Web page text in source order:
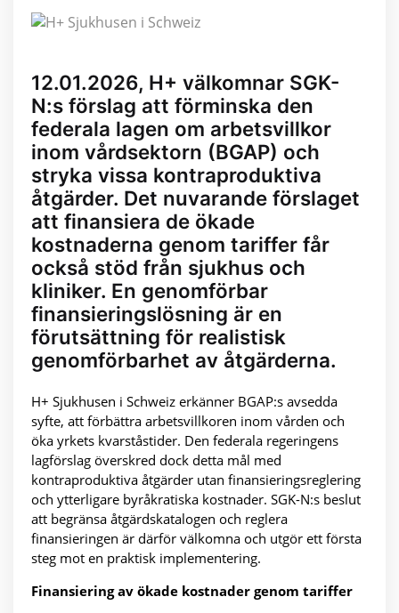
12.01.2026, H+ välkomnar SGK-
N:s förslag att förminska den
federala lagen om arbetsvillkor
inom vårdsektorn (BGAP) och
stryka vissa kontraproduktiva
åtgärder. Det nuvarande förslaget
att finansiera de ökade
kostnaderna genom tariffer får
också stöd från sjukhus och
kliniker. En genomförbar
finansieringslösning är en
förutsättning för realistisk
genomförbarhet av åtgärderna.
H+ Sjukhusen i Schweiz erkänner BGAP:s avsedda
syfte, att förbättra arbetsvillkoren inom vården och
öka yrkets kvarståstider. Den federala regeringens
lagförslag överskred dock detta mål med
kontraproduktiva åtgärder utan finansieringsreglering
och ytterligare byråkratiska kostnader. SGK-N:s beslut
att begränsa åtgärdskatalogen och reglera
finansieringen är därför välkomna och utgör ett första
steg mot en praktisk implementering.
Finansiering av ökade kostnader genom tariffer